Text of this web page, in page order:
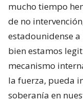
mucho tiempo
de no
estadounidense
bien estamos
mecanismo
la fuerza, pueda
soberanía en